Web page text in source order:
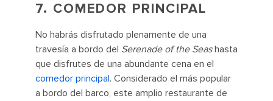
7. COMEDOR PRINCIPAL
No habrás disfrutado plenamente de una
travesía a bordo del Serenade of the Seashasta
que disfrutes de una abundante cena en el
comedor principal. Considerado el más popular
a bordo del barco, este amplio restaurante de